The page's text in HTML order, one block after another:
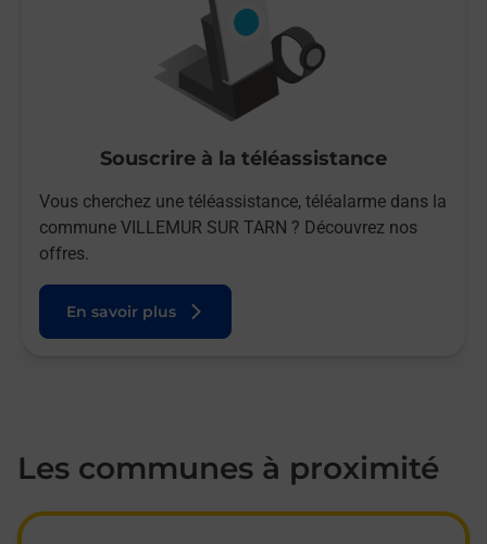
Souscrire à la téléassistance
Vous cherchez une téléassistance, téléalarme dans la
commune VILLEMUR SUR TARN ? Découvrez nos
offres.
En savoir plus
Les communes à proximité